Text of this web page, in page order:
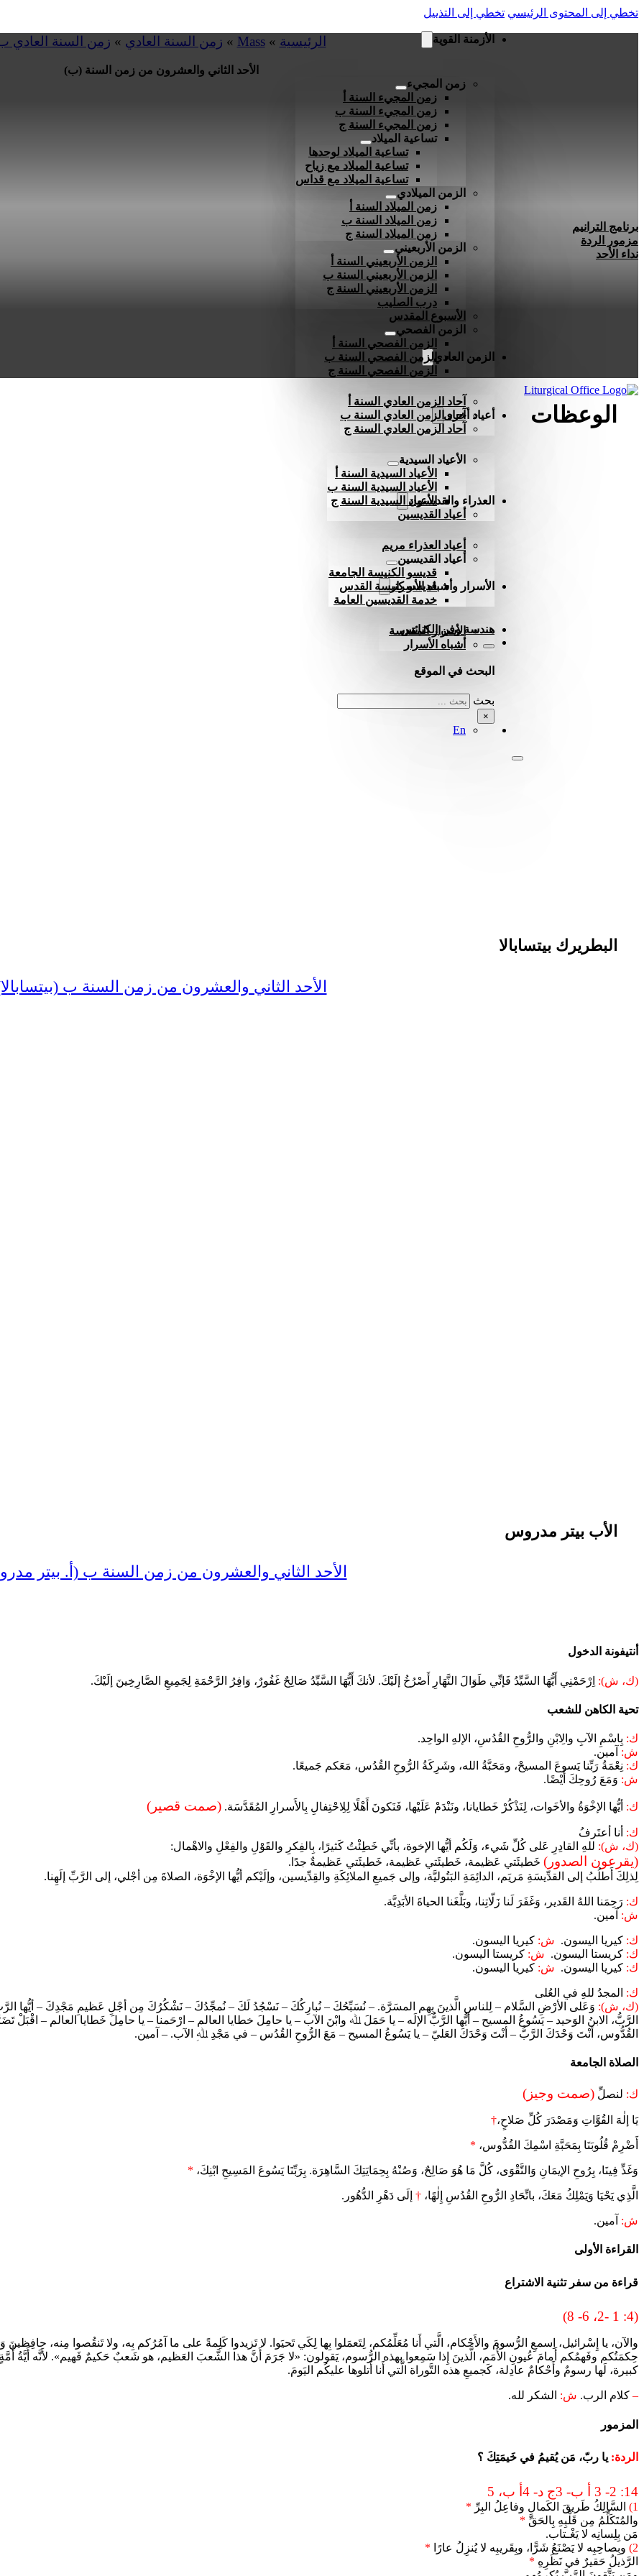
تخطي إلى المحتوى الرئيسي تخطي إلى التذييل
الأزمنة القوية
زمن المجيء
زمن المجيء السنة أ
زمن المجيء السنة ب
زمن المجيء السنة ج
تساعية الميلاد
تساعية الميلاد لوحدها
تساعية الميلاد مع زياح
تساعية الميلاد مع قداس
الزمن الميلادي
زمن الميلاد السنة أ
زمن الميلاد السنة ب
زمن الميلاد السنة ج
الزمن الأربعيني
الزمن الأربعيني السنة أ
الزمن الأربعيني السنة ب
الزمن الأربعيني السنة ج
درب الصليب
الأسبوع المقدس
الزمن الفصحي
الزمن الفصحي السنة أ
الزمن الفصحي السنة ب
الزمن الفصحي السنة ج
الزمن العادي
آحاد الزمن العادي السنة أ
آحاد الزمن العادي السنة ب
آحاد الزمن العادي السنة ج
أعياد أخرى
الأعياد السيدية
الأعياد السيدية السنة أ
الأعياد السيدية السنة ب
الأعياد السيدية السنة ج
أعياد القديسين
العذراء والقديسون
أعياد العذراء مريم
أعياد القديسين
قديسو الكنيسة الجامعة
قديسو كنيسة القدس
خدمة القديسين العامة
الأسرار وأشباه الأسرار
الأسرار المقدسة
أشباه الأسرار
هندسة وفن الكنائس
البحث في الموقع
بحث
×
En
الرئيسية »
Mass
» زمن السنة العادي » زمن السنة العادي
الأحد الثاني والعشرون من زمن السنة (ب)
برنامج الترانيم
مزمور الردة
نداء الأحد
الوعظات
البطريرك بيتسابالا
الأحد الثاني والعشرون من زمن السنة ب
الأب بيتر مدروس
الأحد الثاني والعشرون من زمن السنة ب (أ. بيتر
أنتيفونة الدخول
(ك، ش): اِرْحَمْنِي أَيُّهَا السَّيِّدُ فَإنِّي طَوَالَ النَّهَارِ أَصْرُخُ إلَيْكَ. لأنكَ أَيُّهَا السَّيِّدُ صَالِحٌ غَفُورٌ، وَافِرُ الرَّحْمَةِ لِجَمِيعِ الصَّارِخِينَ إلَيْكَ.
تحية الكاهن للشعب
ك: بِاسْمِ الآبِ والِابْنِ والرُّوحِ القُدُسِ، الإلهِ الواحِد.
ش: آمين.
ك: نِعْمَةُ رَبِّنا يَسوعَ المسيحْ، ومَحَبَّةُ الله، وشَرِكَةُ الرُّوحِ القُدُس، مَعَكم جَميعًا.
ش: وَمَعَ رُوحِكَ أَيْضًا.
ك: أيُّها الإخْوَةُ والأخَوات، لِنَذْكُرْ خَطايانا، ونَنْدَمْ عَلَيْها، فَنَكونَ أَهْلًا لِلِاحْتِفالِ بِالأَسرارِ المُقَدَّسَة. (صمت قصير)
ك: أنا أعتَرفُ
(ك، ش): للهِ القادِرِ عَلى كُلِّ شَيء، وَلَكُم أيُّها الإخوة، بأنِّي خَطِئْتُ كَثيرًا، بِالفِكرِ والقَوْلِ والفِعْلِ والاهْمال:
(يقرعون الصدور) خَطيئَتي عَظيمة، خَطيئَتي عَظيمة، خَطيئَتي عَظيمةٌ جدًا.
لِذلِكَ أَطلُبُ إلى القدِّيسَةِ مَريَم، الدائِمَةِ البَتُوليَّة، وإلى جَميعِ الملائِكَةِ والقِدِّيسين، وإلَيْكم أيُّها الإخْوَة، الصلاةَ مِن أجْلي، إلى الرَّبِّ إلَهِنا.
ك: رَحِمَنا اللهُ القَدير، وَغَفَرَ لَنا زَلّاتِنا، وبَلَّغَنا الحياةَ الأبَدِيَّة.
ش: آمين.
ك: كيريا اليسون. ش: كيريا اليسون.
ك: كريستا اليسون. ش: كريستا اليسون.
ك: كيريا اليسون. ش: كيريا اليسون.
ك: المجدُ للهِ في العُلى
(ك، ش): وَعَلى الأرْضِ السَّلام – لِلناسِ الَّذينَ بِهِم المسَرَّة. – نُسَبِّحُكَ – نُبارِكُكَ – نَسْجُدُ لَكَ – نُمجِّدُكَ – نَشْكُرُكَ مِن أجْلِ عَظيمِ مَجْدِكَ – أيُّها الرَّبُّ
الرَّبُّ، الابنُ الوَحيد – يَسُوعُ المسيح – أيُّها الرَّبُّ الإلَه – يا حَمَلَ ﷲ وابْنَ الآب – يا حامِلَ خطايا العالم – ارْحَمنا – يا حامِلَ خَطايا العالم –
القُدُّوس، أنْتَ وَحْدَكَ الرَّبُّ – أنْتَ وَحْدَكَ العَليّ – يا يَسُوعُ المسيح – مَعَ الرُّوحِ القُدُس – في مَجْدِ ﷲِ الآب. – آمين.
الصلاة الجامعة
ك: لنصلِّ (صمت وجيز)
يَا إلٰهَ القُوَّاتِ وَمَصْدَرَ كُلِّ صَلاحٍ،†
أَضْرِمْ قُلُوبَنَا بِمَحَبَّةِ اسْمِكَ القُدُّوس، *
وَغَذِّ فِينَا، بِرُوحِ الإيمَانِ وَالتَّقْوَى، كُلَّ مَا هُوَ صَالِحٌ، وَصُنْهُ بِحِمَايَتِكَ السَّاهِرَة. بِرَبِّنَا يَسُوعَ المَسِيحِ ابْنِكَ، *
الَّذِي يَحْيَا وَيَمْلِكُ مَعَكَ، باتِّحَادِ الرُّوحِ القُدُسِ إِلٰهًا، † إلَى دَهْرِ الدُّهُور.
ش: آمين.
القراءة الأولى
قراءة من سفر تثنية الاشتراع
(4: 1 -2، 6- 8)
والآن، يا إِسْرائيل، اِسمعِ الرُّسومَ والأَحْكام، الَّتي أَنا مُعَلِّمُكم، لِتَعمَلوا بِها لِكَي تَحيَوا. لا تَزيدوا كَلِمةً على ما آمُرُكم بِه، ولا تَنقُصوا مِنه، حافِظينَ
حِكمَتُكم وفَهمُكم أَمامَ عُيونِ الأُمَم، الَّذينَ إِذا سَمِعوا بهذه الرُّسوم، يَقولون: «لا جَرَمَ أَنَّ هذا الشَّعبَ العَظيم، هو شَعبٌ حَكيمٌ فَهيم». لأَنَّه أَيَّةُ أُمَّةٍ
كبيرة، لَها رسومٌ وأَحْكامٌ عادِلة، كَجميعِ هذه التَّوراة الَّتي أَنا أَتلوها عليكُم اليَومَ.
– كلام الرب. ش: الشكر لله.
المزمور
الردة: يا ربّ، مَن يُقيمُ في خَيمَتِكَ ؟
14: 2- 3 أ ب- 3ج د- 4أ ب، 5
1) السَّالِكُ طَريقَ الكَمالِ وفاعِلُ البِرِّ *
والمُتَكَلِّمُ مِن قَلْبِهِ بِالحَقِّ *
مَن بِلِسانِه لا يَغْـتاب.
2)
وبِصاحِبِه لا يَصْنَعُ شَرًّا، وبِقَريبِه لا يُنزِلُ عارًا *
الرَّذيلُ حَقيرٌ في نَظَرِهِ *